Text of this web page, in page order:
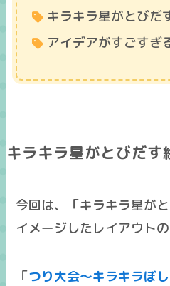
キラキラ星がとびだ
アイデアがすごすぎ
キラキラ星がとびだす
今回は、「キラキラ星が
イメージしたレイアウトの
「つり大会～キラキラぼ